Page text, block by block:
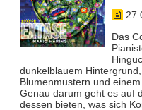
Das
dunkelblauem
Blumenmustern und
Genau darum geht es auf
dessen bieten, was sich